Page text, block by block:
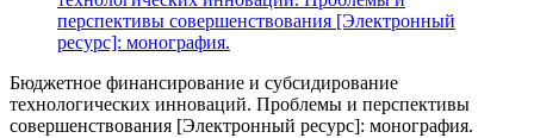
Бюджетное финансирование и субсидирование
технологических инноваций. Проблемы и перспективы
совершенствования [Электронный ресурс]: монография.